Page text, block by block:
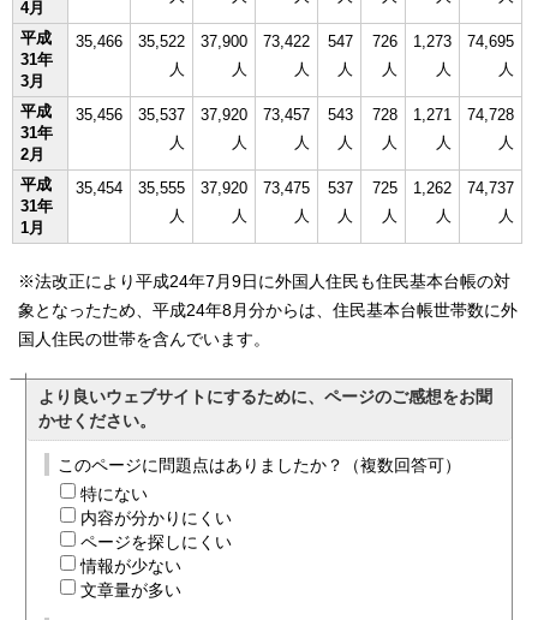
4月
平成
31年
3月
35,466
35,522
人
37,900
人
73,422
人
547
人
726
人
1,273
人
74,695
人
平成
31年
2月
35,456
35,537
人
37,920
人
73,457
人
543
人
728
人
1,271
人
74,728
人
平成
31年
1月
35,454
35,555
人
37,920
人
73,475
人
537
人
725
人
1,262
人
74,737
人
※法改正により平成24年7月9日に外国人住民も住民基本台帳の対
象となったため、平成24年8月分からは、住民基本台帳世帯数に外
国人住民の世帯を含んでいます。
より良いウェブサイトにするために、ページのご感想をお聞
かせください。
このページに問題点はありましたか？（複数回答可）
特にない
内容が分かりにくい
ページを探しにくい
情報が少ない
文章量が多い